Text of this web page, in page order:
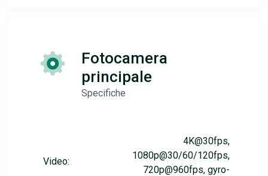
Fotocamera
principale
Specifiche
Video:
4K@30fps,
1080p@30/60/120fps,
720p@960fps, gyro-